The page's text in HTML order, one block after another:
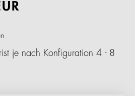
je nach Konfiguration 4 - 8